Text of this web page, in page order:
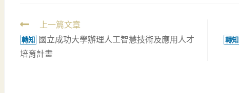
Read
more
articles
上一篇文章
轉知 國立成功大學辦理人工智慧技術及應用人才
培育計畫
轉知